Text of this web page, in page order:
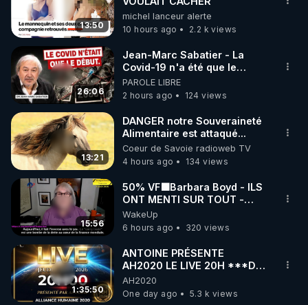
Rendez-vous sur http://rgnr.li/lechoubrave
code : REGENERE10
▶ 30 jours gratuit sur l’application de méditation et
de bien-être ENVOL :
Rendez-vous sur https://www.envol.app/code
le code : REGENERE
13:50
michel lanceur alerte
10 hours ago
2.2 k views
26:06
Jean-Marc Sabatier - La
Covid-19 n'a été que le
début - L'ARN messager
jusqu où ira-t-il ?
PAROLE LIBRE
2 hours ago
124 views
13:21
DANGER notre Souveraineté
Alimentaire est attaqué...
Coeur de Savoie radioweb TV
4 hours ago
134 views
15:56
50% VF🟩Barbara Boyd - ILS
ONT MENTI SUR TOUT -
Jocelyne Traduction
WakeUp
6 hours ago
320 views
1:35:50
ANTOINE PRÉSENTE
AH2020 LE LIVE 20H ***DU
06/08/2026***
AH2020
One day ago
5.3 k views